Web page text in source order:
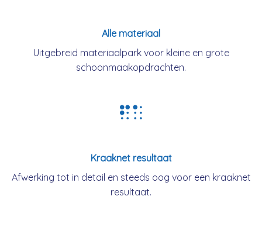
Alle materiaal
Uitgebreid materiaalpark voor kleine en grote
schoonmaakopdrachten.
Kraaknet resultaat
Afwerking tot in detail en steeds oog voor een kraaknet
resultaat.